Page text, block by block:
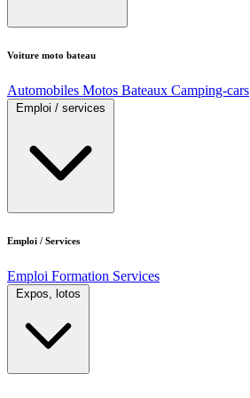
Voiture moto bateau
Automobiles Motos Bateaux Camping-cars
Emploi / services
Emploi / Services
Emploi Formation Services
Expos, lotos